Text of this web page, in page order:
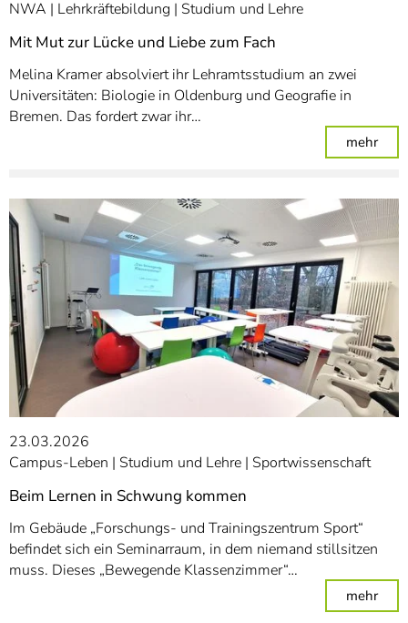
NWA Lehrkräftebildung Studium und Lehre
Mit Mut zur Lücke und Liebe zum Fach
Melina Kramer absolviert ihr Lehramtsstudium an zwei
Universitäten: Biologie in Oldenburg und Geografie in
Bremen. Das fordert zwar ihr…
mehr: Mit
23.03.2026
Campus-Leben
Studium und Lehre Sportwissenschaft
Beim Lernen in Schwung kommen
Im Gebäude „Forschungs- und Trainingszentrum Sport“
befindet sich ein Seminarraum, in dem niemand stillsitzen
muss. Dieses „Bewegende Klassenzimmer“…
mehr: